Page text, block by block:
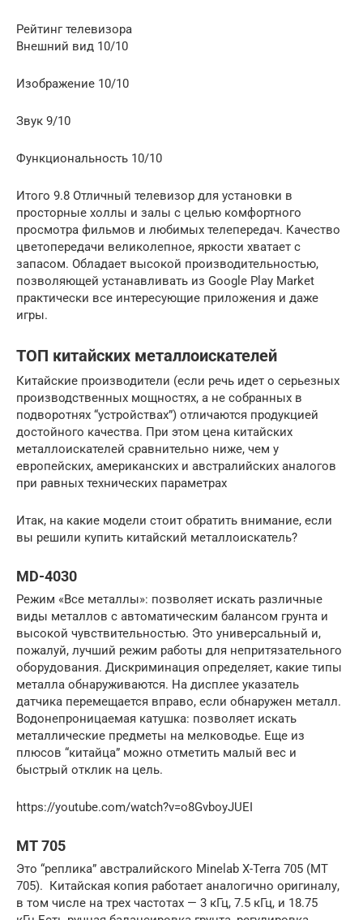
Рейтинг телевизора
Внешний вид 10/10
Изображение 10/10
Звук 9/10
Функциональность 10/10
Итого 9.8 Отличный телевизор для установки в
просторные холлы и залы с целью комфортного
просмотра фильмов и любимых телепередач. Качество
цветопередачи великолепное, яркости хватает с
запасом. Обладает высокой производительностью,
позволяющей устанавливать из Google Play Market
практически все интересующие приложения и даже
игры.
ТОП китайских металлоискателей
Китайские производители (если речь идет о серьезных
производственных мощностях, а не собранных в
подворотнях “устройствах”) отличаются продукцией
достойного качества. При этом цена китайских
металлоискателей сравнительно ниже, чем у
европейских, американских и австралийских аналогов
при равных технических параметрах
Итак, на какие модели стоит обратить внимание, если
вы решили купить китайский металлоискатель?
MD-4030
Режим «Все металлы»: позволяет искать различные
виды металлов с автоматическим балансом грунта и
высокой чувствительностью. Это универсальный и,
пожалуй, лучший режим работы для непритязательного
оборудования. Дискриминация определяет, какие типы
металла обнаруживаются. На дисплее указатель
датчика перемещается вправо, если обнаружен металл.
Водонепроницаемая катушка: позволяет искать
металлические предметы на мелководье. Еще из
плюсов “китайца” можно отметить малый вес и
быстрый отклик на цель.
https://youtube.com/watch?v=o8GvboyJUEI
MT 705
Это “реплика” австралийского Minelab X-Terra 705 (MT
705). Китайская копия работает аналогично оригиналу,
в том числе на трех частотах — 3 кГц, 7.5 кГц, и 18.75